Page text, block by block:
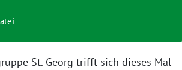
St. Georg trifft sich dieses Mal